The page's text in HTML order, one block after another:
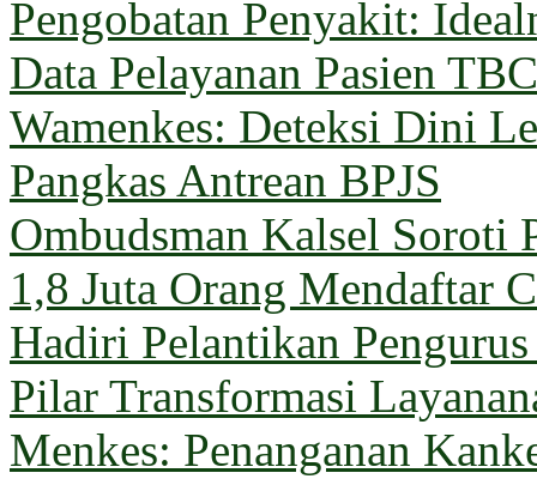
Pengobatan Penyakit:
Data Pelayanan Pasien
Wamenkes: Deteksi Dini
Pangkas Antrean BPJS
Ombudsman Kalsel Soroti
1,8 Juta Orang Mendaftar
Hadiri Pelantikan
Pilar Transformasi
Menkes: Penanganan